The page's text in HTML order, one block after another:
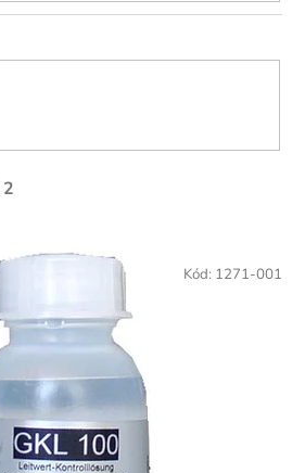
2
Kód: 1271-001